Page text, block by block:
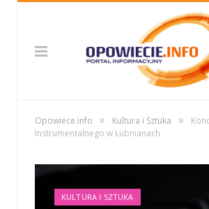
Opowiece.info » Kultura i Sztuka »
Instrumentalnego w Łubnianach
KULTURA I SZTUKA